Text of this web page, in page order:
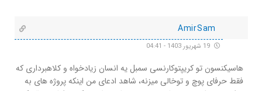
AmirSam
هاسیکنسون تو کریپتوکارنسی سمبل یه انسان زیادخواه و کلاهبرداری که
فقط حرفای پوچ و توخالی میزنه، شاهد ادعای من اینکه پروژه های به